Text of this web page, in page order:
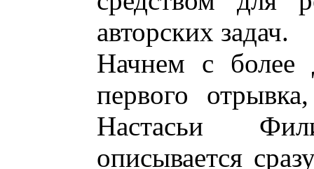
авторских задач.
Начнем с более
первого
Настасьи
описывается